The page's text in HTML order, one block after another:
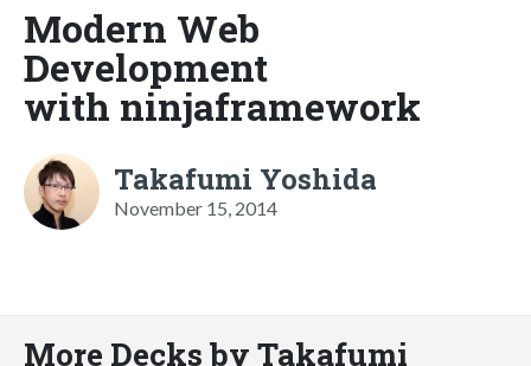
Modern Web
Development
with ninjaframework
Takafumi Yoshida
November 15, 2014
More Decks by Takafumi